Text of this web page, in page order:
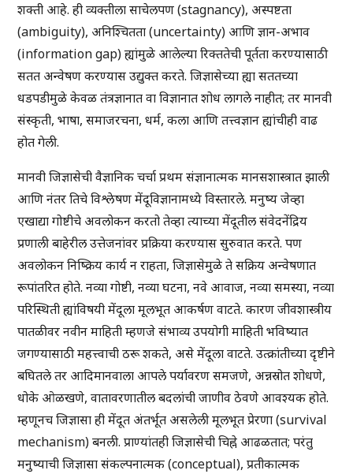
शक्ती आहे. ही व्यक्तीला साचेलपण (stagnancy), अस्पष्टता
(ambiguity), अनिश्चितता (uncertainty) आणि ज्ञान-अभाव
(information gap) ह्यांमुळे आलेल्या रिक्ततेची पूर्तता करण्यासाठी
सतत अन्वेषण करण्यास उद्युक्त करते. जिज्ञासेच्या ह्या सततच्या
धडपडीमुळे केवळ तंत्रज्ञानात वा विज्ञानात शोध लागले नाहीत; तर मानवी
संस्कृती, भाषा, समाजरचना, धर्म, कला आणि तत्त्वज्ञान ह्यांचीही वाढ
होत गेली.
मानवी जिज्ञासेची वैज्ञानिक चर्चा प्रथम संज्ञानात्मक मानसशास्त्रात झाली
आणि नंतर तिचे विश्लेषण मेंदूविज्ञानामध्ये विस्तारले. मनुष्य जेव्हा
एखाद्या गोष्टीचे अवलोकन करतो तेव्हा त्याच्या मेंदूतील संवेदनेंद्रिय
प्रणाली बाहेरील उत्तेजनांवर प्रक्रिया करण्यास सुरुवात करते. पण
अवलोकन निष्क्रिय कार्य न राहता, जिज्ञासेमुळे ते सक्रिय अन्वेषणात
रूपांतरित होते. नव्या गोष्टी, नव्या घटना, नवे आवाज, नव्या समस्या, नव्या
परिस्थिती ह्यांविषयी मेंदूला मूलभूत आकर्षण वाटते. कारण जीवशास्त्रीय
पातळीवर नवीन माहिती म्हणजे संभाव्य उपयोगी माहिती भविष्यात
जगण्यासाठी महत्त्वाची ठरू शकते, असे मेंदूला वाटते. उत्क्रांतीच्या दृष्टीने
बघितले तर आदिमानवाला आपले पर्यावरण समजणे, अन्नस्रोत शोधणे,
धोके ओळखणे, वातावरणातील बदलांची जाणीव ठेवणे आवश्यक होते.
म्हणूनच जिज्ञासा ही मेंदूत अंतर्भूत असलेली मूलभूत प्रेरणा (survival
mechanism) बनली. प्राण्यांतही जिज्ञासेची चिह्ने आढळतात; परंतु
मनुष्याची जिज्ञासा संकल्पनात्मक (conceptual), प्रतीकात्मक